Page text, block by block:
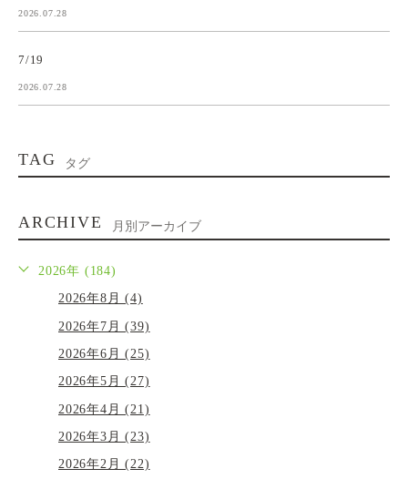
2026.07.28
7/19
2026.07.28
TAG タグ
ARCHIVE 月別アーカイブ
2026年 (184)
2026年8月 (4)
2026年7月 (39)
2026年6月 (25)
2026年5月 (27)
2026年4月 (21)
2026年3月 (23)
2026年2月 (22)